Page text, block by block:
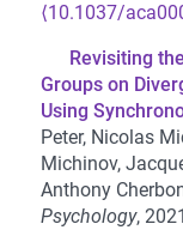
⟨10.1037/
Revisiting
Groups on
Using
Peter, Nicolas
Michinov,
Anthony
Psychology,